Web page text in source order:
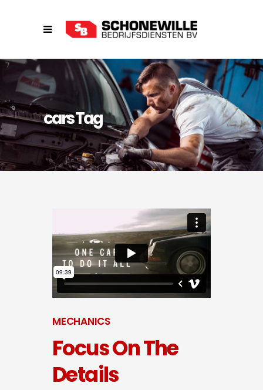
cars Tag
MECHANICS
Focus On The
Details